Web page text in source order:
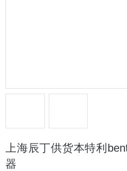
上海辰丁供货本特利
器